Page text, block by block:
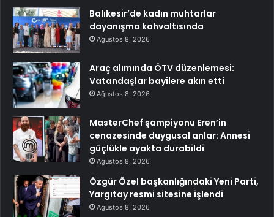
Balıkesir’de kadın muhtarlar
dayanışma kahvaltısında
Ağustos 8, 2026
Araç alımında ÖTV düzenlemesi:
Vatandaşlar bayilere akın etti
Ağustos 8, 2026
MasterChef şampiyonu Eren’in
cenazesinde duygusal anlar: Annesi
güçlükle ayakta durabildi
Ağustos 8, 2026
Özgür Özel başkanlığındaki Yeni Parti,
Yargıtay resmi sitesine işlendi
Ağustos 8, 2026